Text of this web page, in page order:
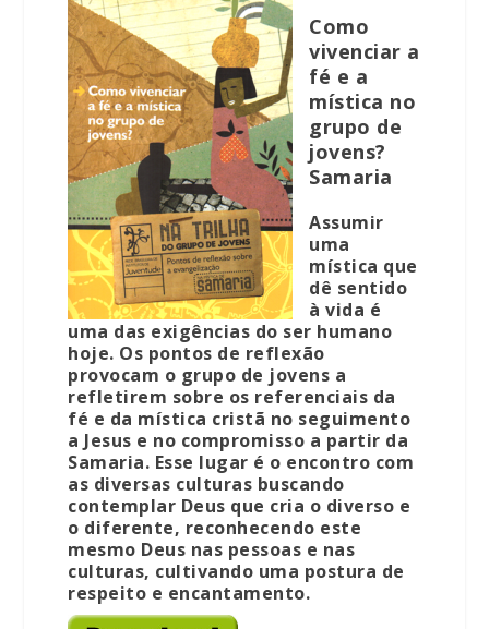
Como
vivenciar a
fé e a
mística no
grupo de
jovens?
Samaria
Assumir
uma
mística que
dê sentido
à vida é
uma das exigências do ser humano
hoje. Os pontos de reflexão
provocam o grupo de jovens a
refletirem sobre os referenciais da
fé e da mística cristã no seguimento
a Jesus e no compromisso a partir da
Samaria. Esse lugar é o encontro com
as diversas culturas buscando
contemplar Deus que cria o diverso e
o diferente, reconhecendo este
mesmo Deus nas pessoas e nas
culturas, cultivando uma postura de
respeito e encantamento.